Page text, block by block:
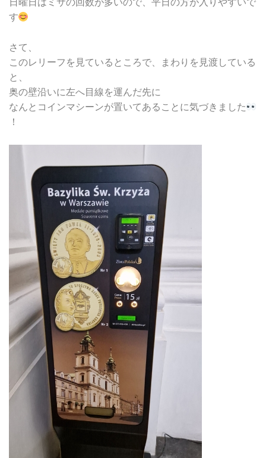
日曜日はミサの回数が多いので、平日の方が入りやすいで
す
さて、
このレリーフを見ているところで、まわりを見渡している
と、
奥の壁沿いに左へ目線を運んだ先に
なんとコインマシーンが置いてあることに気づきました
！